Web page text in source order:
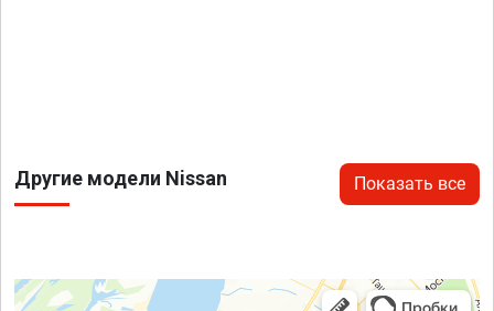
Другие модели Nissan Показать все